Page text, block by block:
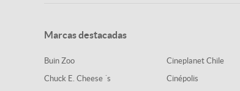
Marcas destacadas
Buin Zoo
Chuck E. Cheese ´s
Cineplanet Chile
Cinépolis